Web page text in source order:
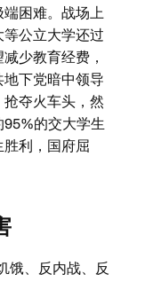
困难。战场上
公立大学还过
少教育经费，
下党暗中领导
夺火车头，然
95%的交大学生
利，国府屈
饿、反内战、反